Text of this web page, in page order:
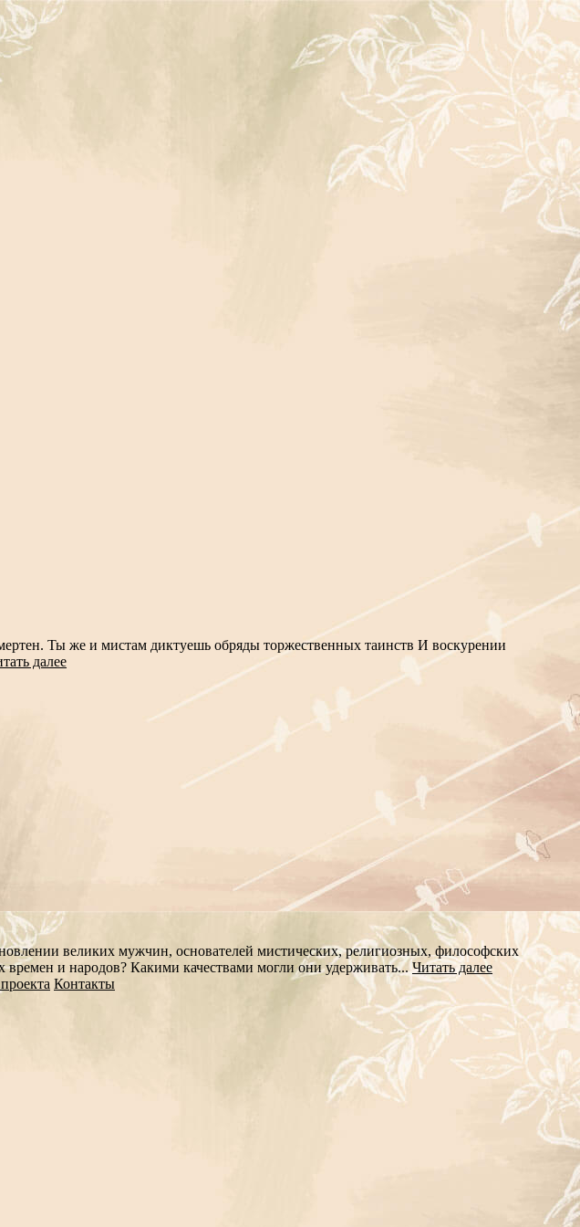
Ты же и мистам диктуешь обряды торжественных таинств И воскурении
далее
великих мужчин, основателей мистических, религиозных, философских
и народов? Какими качествами могли они удерживать... Читать далее
Контакты